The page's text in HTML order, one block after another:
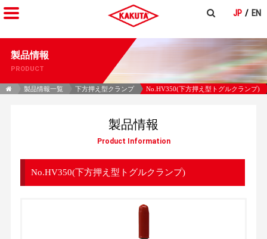
EN
JP
製品情報
PRODUCT
製品情報一覧 下方押え型クランプ No.HV350(下方押え型トグルクランプ)
製品情報
Product Information
No.HV350(下方押え型トグルクランプ)